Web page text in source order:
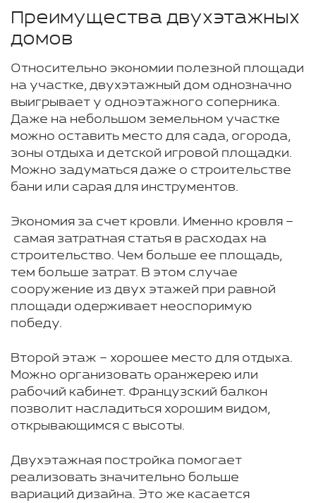
Преимущества двухэтажных
домов
Относительно экономии полезной площади
на участке, двухэтажный дом однозначно
выигрывает у одноэтажного соперника.
Даже на небольшом земельном участке
можно оставить место для сада, огорода,
зоны отдыха и детской игровой площадки.
Можно задуматься даже о строительстве
бани или сарая для инструментов.
Экономия за счет кровли. Именно кровля –
самая затратная статья в расходах на
строительство. Чем больше ее площадь,
тем больше затрат. В этом случае
сооружение из двух этажей при равной
площади одерживает неоспоримую
победу.
Второй этаж – хорошее место для отдыха.
Можно организовать оранжерею или
рабочий кабинет. Французский балкон
позволит насладиться хорошим видом,
открывающимся с высоты.
Двухэтажная постройка помогает
реализовать значительно больше
вариаций дизайна. Это же касается